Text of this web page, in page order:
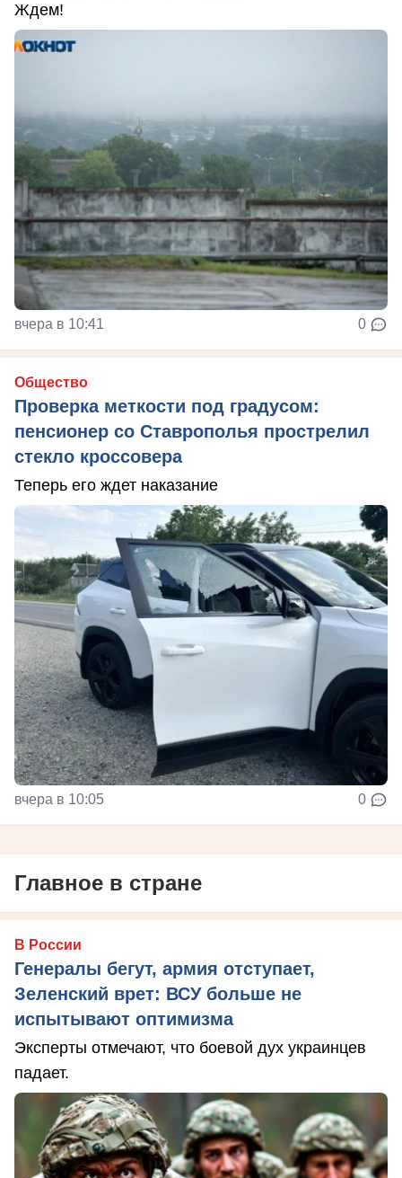
Ждем!
вчера в 10:41 0
Общество
Проверка меткости под градусом:
пенсионер со Ставрополья прострелил
стекло кроссовера
Теперь его ждет наказание
вчера в 10:05 0
Главное в стране
В России
Генералы бегут, армия отступает,
Зеленский врет: ВСУ больше не
испытывают оптимизма
Эксперты отмечают, что боевой дух украинцев
падает.